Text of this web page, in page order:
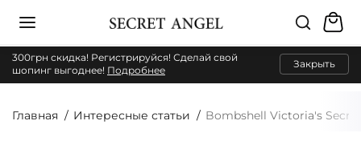
300грн скидка! Регистрируйся! Сделай свой
шопинг выгоднее! Подробнее
Закрыть
Главная Интересные статьи Bombshell Victoria's